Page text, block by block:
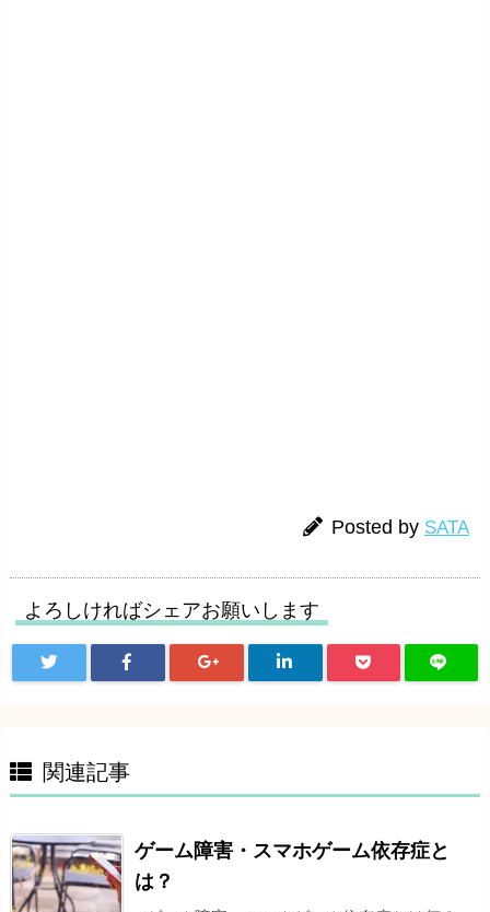
Posted by SATA
よろしければシェアお願いします
関連記事
ゲーム障害・スマホゲーム依存症と
は？